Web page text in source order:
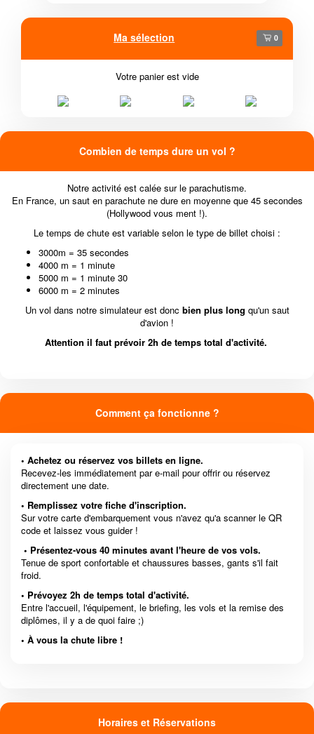
Ma sélection 0
Votre panier est vide
Combien de temps dure un vol ?
Notre activité est calée sur le parachutisme.
En France, un saut en parachute ne dure en moyenne que 45 secondes
(Hollywood vous ment !).
Le temps de chute est variable selon le type de billet choisi :
3000m = 35 secondes
4000 m = 1 minute
5000 m = 1 minute 30
6000 m = 2 minutes
Un vol dans notre simulateur est donc bien plus long qu'un saut
d'avion !
Attention il faut prévoir 2h de temps total d'activité.
Comment ça fonctionne ?
• Achetez ou réservez vos billets en ligne.
Recevez-les immédiatement par e-mail pour offrir ou réservez
directement une date.
• Remplissez votre fiche d'inscription.
Sur votre carte d'embarquement vous n'avez qu'a scanner le QR
code et laissez vous guider !
• Présentez-vous 40 minutes avant l'heure de vos vols.
Tenue de sport confortable et chaussures basses, gants s'il fait
froid.
• Prévoyez 2h de temps total d'activité.
Entre l'accueil, l'équipement, le briefing, les vols et la remise des
diplômes, il y a de quoi faire ;)
• À vous la chute libre !
Horaires et Réservations